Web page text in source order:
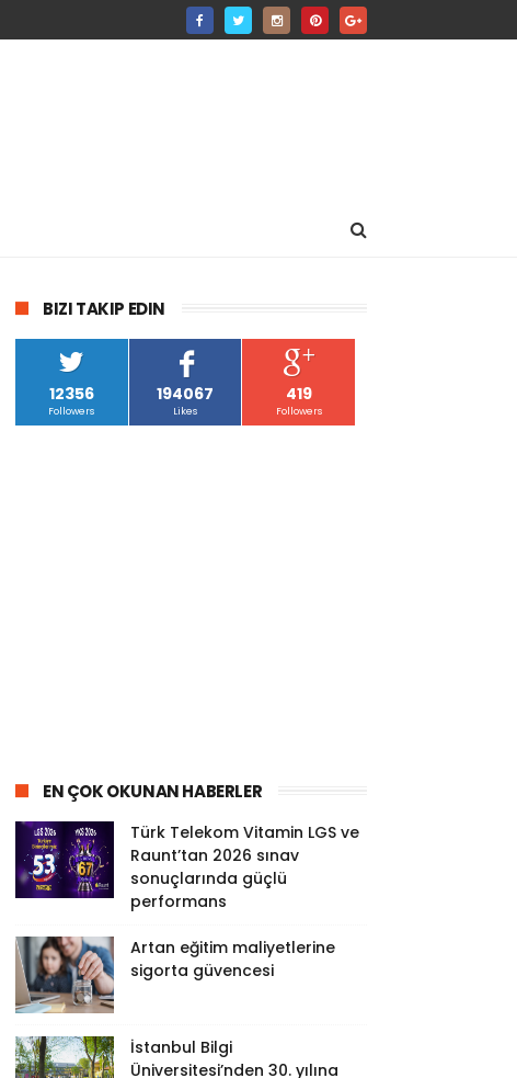
BIZI TAKIP EDIN
12356
Followers
194067
Likes
419
Followers
EN ÇOK OKUNAN HABERLER
Türk Telekom Vitamin LGS ve
Raunt’tan 2026 sınav
sonuçlarında güçlü
performans
Artan eğitim maliyetlerine
sigorta güvencesi
İstanbul Bilgi
Üniversitesi’nden 30. yılına